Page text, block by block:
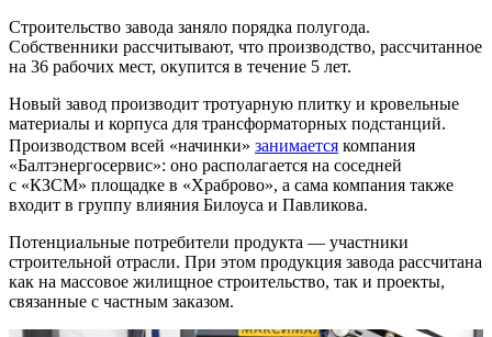
Строительство завода заняло порядка полугода.
Собственники рассчитывают, что производство, рассчитанное
на 36 рабочих мест, окупится в течение 5 лет.
Новый завод производит тротуарную плитку и кровельные
материалы и корпуса для трансформаторных подстанций.
Производством всей «начинки» занимается компания
«Балтэнергосервис»: оно располагается на соседней
с «КЗСМ» площадке в «Храброво», а сама компания также
входит в группу влияния Билоуса и Павликова.
Потенциальные потребители продукта — участники
строительной отрасли. При этом продукция завода рассчитана
как на массовое жилищное строительство, так и проекты,
связанные с частным заказом.